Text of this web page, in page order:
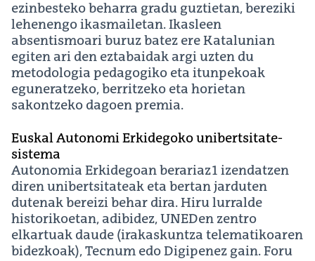
ezinbesteko beharra gradu guztietan, bereziki
lehenengo ikasmailetan. Ikasleen
absentismoari buruz batez ere Katalunian
egiten ari den eztabaidak argi uzten du
metodologia pedagogiko eta itunpekoak
eguneratzeko, berritzeko eta horietan
sakontzeko dagoen premia.
Euskal Autonomi Erkidegoko unibertsitate-
sistema
Autonomia Erkidegoan berariaz1 izendatzen
diren unibertsitateak eta bertan jarduten
dutenak bereizi behar dira. Hiru lurralde
historikoetan, adibidez, UNEDen zentro
elkartuak daude (irakaskuntza telematikoaren
bidezkoak), Tecnum edo Digipenez gain. Foru